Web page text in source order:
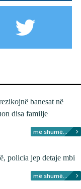
banesat në
disa familje
më shumë...
policia jep detaje mbi
më shumë...